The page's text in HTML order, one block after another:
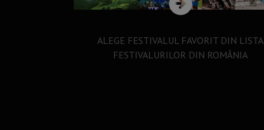
ALEGE FESTIVALUL FAVORIT DIN LISTA
FESTIVALURILOR DIN ROMÂNIA